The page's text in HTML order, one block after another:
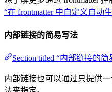
“在 frontmatter 中自定义自动
内部链接的简易写法
Section titled “内部链接的简
内部链接也可以通过只提供